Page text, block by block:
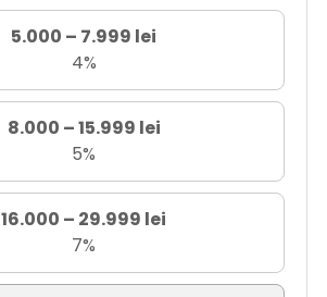
5.000 – 7.999 lei
4%
8.000 – 15.999 lei
5%
16.000 – 29.999 lei
7%